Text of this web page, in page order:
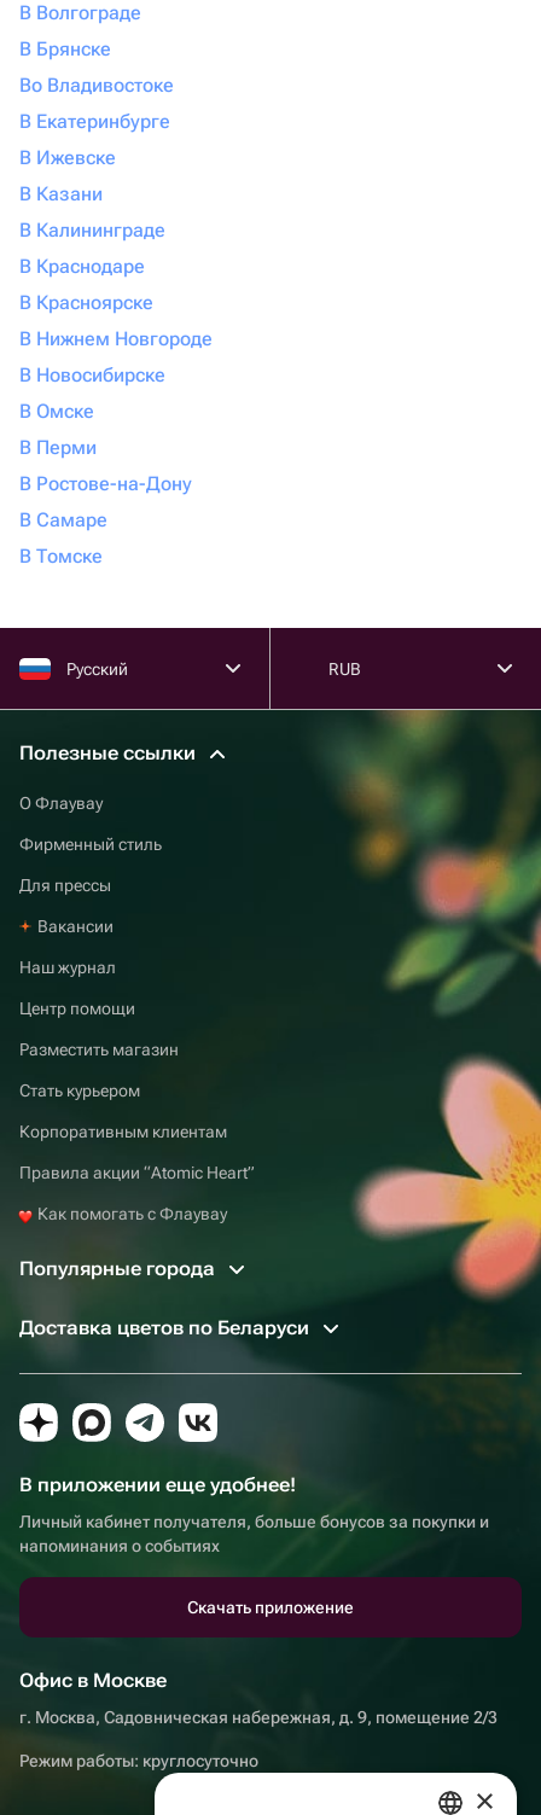
В Волгограде
В Брянске
Во Владивостоке
В Екатеринбурге
В Ижевске
В Казани
В Калининграде
В Краснодаре
В Красноярске
В Нижнем Новгороде
В Новосибирске
В Омске
В Перми
В Ростове-на-Дону
В Самаре
В Томске
Русский RUB
Полезные ссылки
О Флаувау
Фирменный стиль
Для прессы
Вакансии
Наш журнал
Центр помощи
Разместить магазин
Стать курьером
Корпоративным клиентам
Правила акции “Atomic Heart”
Как помогать с Флаувау
Популярные города
Доставка цветов по Беларуси
В приложении еще удобнее!
Личный кабинет получателя, больше бонусов за покупки и
напоминания о событиях
Скачать приложение
Офис в Москве
г. Москва, Садовническая набережная, д. 9, помещение 2/3
Режим работы: круглосуточно
×